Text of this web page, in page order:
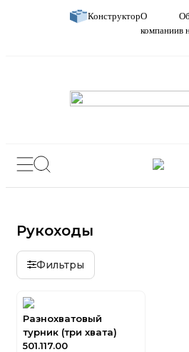
КонструкторО
компаниив
Рукоходы
Фильтры
Разнохватовый
турник (три хвата)
501.117.00